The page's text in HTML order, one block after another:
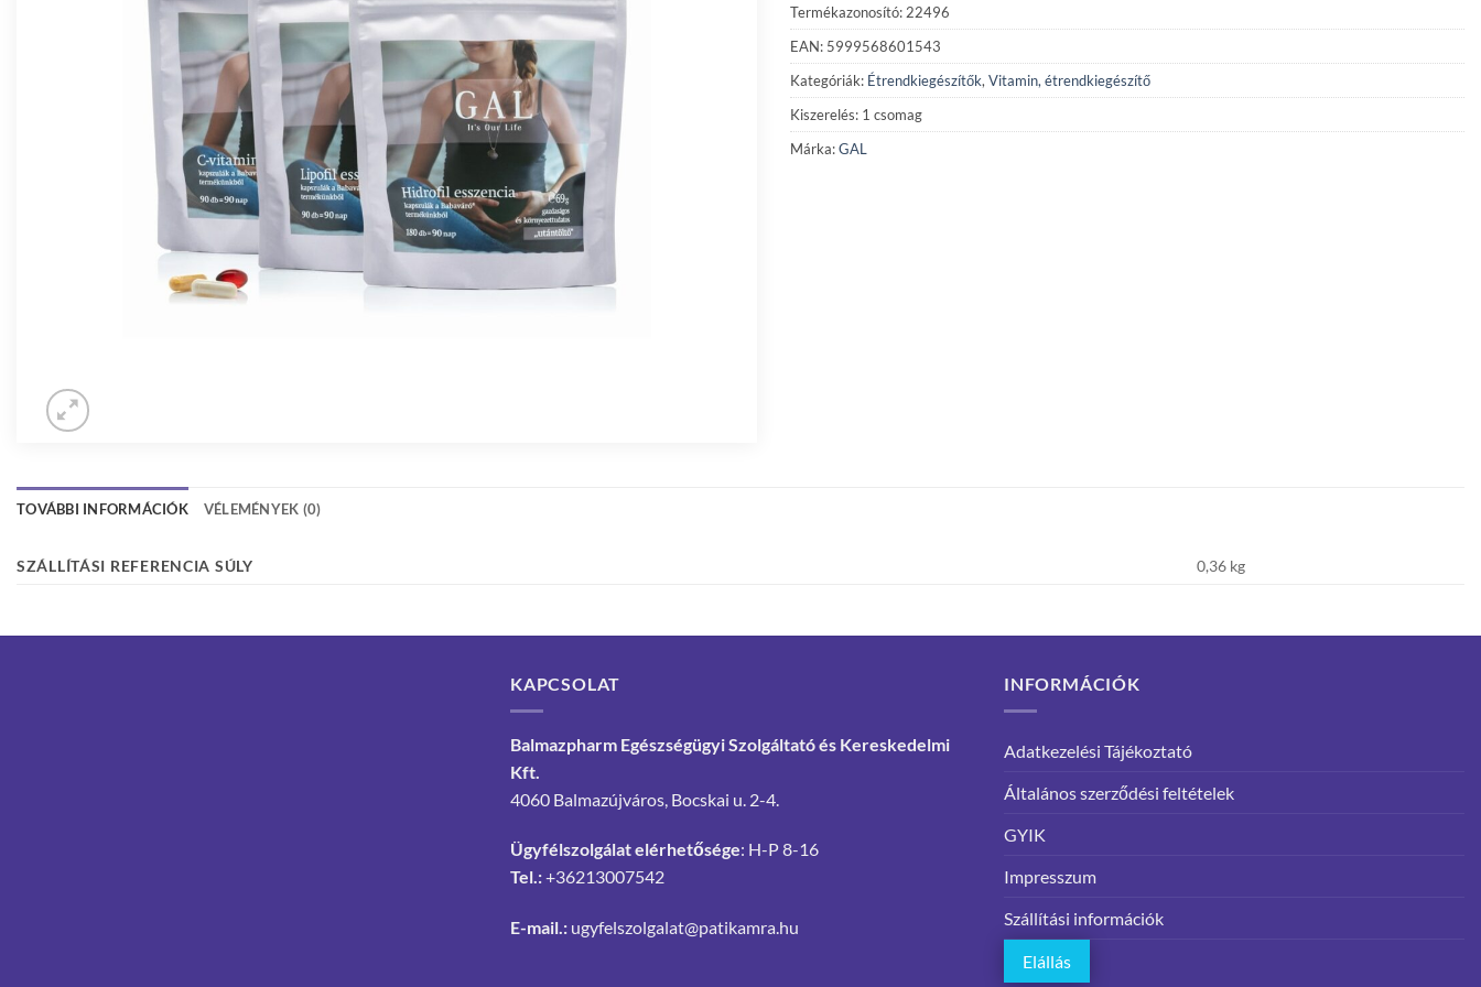
Termékazonosító: 22496
EAN: 5999568601543
Kategóriák: Étrendkiegészítők, Vitamin, étrendkiegészítő
Kiszerelés: 1 csomag
Márka:GAL
TOVÁBBI INFORMÁCIÓK VÉLEMÉNYEK (0)
SZÁLLÍTÁSI REFERENCIA SÚLY 0,36 kg
KAPCSOLAT
Balmazpharm Egészségügyi Szolgáltató és Kereskedelmi
Kft.
4060 Balmazújváros, Bocskai u. 2-4.
Ügyfélszolgálat elérhetősége: H-P 8-16
Tel.:+36213007542
E-mail.: ugyfelszolgalat@patikamra.hu
INFORMÁCIÓK
Adatkezelési Tájékoztató
Általános szerződési feltételek
GYIK
Impresszum
Szállítási információk
Elállás